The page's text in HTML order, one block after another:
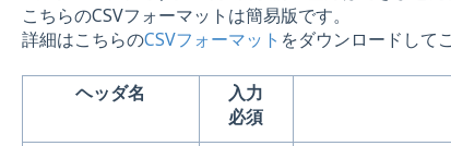
こちらのCSVフォーマットは簡易版です。
詳細はこちらのCSVフォーマット をダウンロードして
ヘッダ名
入力
必須